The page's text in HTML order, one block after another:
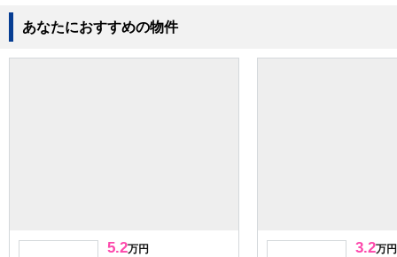
あなたにおすすめの物件
5.2万円 3.2万円